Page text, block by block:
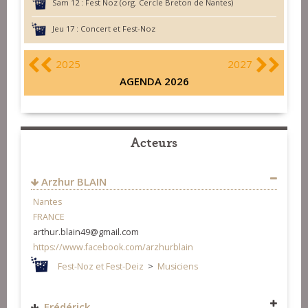
Sam 12 : Fest Noz (org. Cercle Breton de Nantes)
Jeu 17 : Concert et Fest-Noz
2025
2027
AGENDA 2026
Acteurs
Arzhur BLAIN
Nantes
FRANCE
arthur.blain49@gmail.com
https://www.facebook.com/arzhurblain
Fest-Noz et Fest-Deiz > Musiciens